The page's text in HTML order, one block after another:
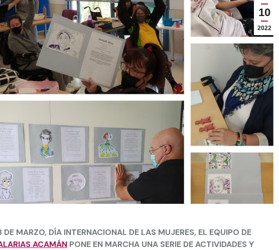
10
2022
MARZO, DÍA INTERNACIONAL DE LAS MUJERES, EL EQUIPO DE
ACAMÁN PONE EN MARCHA UNA SERIE DE ACTIVIDADES Y